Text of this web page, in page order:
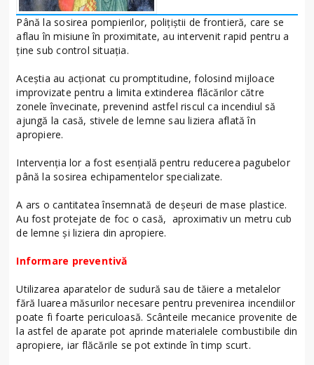
Până la sosirea pompierilor, polițiștii de frontieră, care se
aflau în misiune în proximitate, au intervenit rapid pentru a
ține sub control situația.
Aceștia au acționat cu promptitudine, folosind mijloace
improvizate pentru a limita extinderea flăcărilor către
zonele învecinate, prevenind astfel riscul ca incendiul să
ajungă la casă, stivele de lemne sau liziera aflată în
apropiere.
Intervenția lor a fost esențială pentru reducerea pagubelor
până la sosirea echipamentelor specializate.
A ars o cantitatea însemnată de deșeuri de mase plastice.
Au fost protejate de foc o casă, aproximativ un metru cub
de lemne și liziera din apropiere.
Informare preventivă
Utilizarea aparatelor de sudură sau de tăiere a metalelor
fără luarea măsurilor necesare pentru prevenirea incendiilor
poate fi foarte periculoasă. Scânteile mecanice provenite de
la astfel de aparate pot aprinde materialele combustibile din
apropiere, iar flăcările se pot extinde în timp scurt.